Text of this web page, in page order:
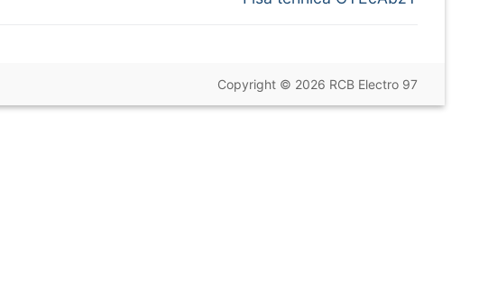
Copyright © 2026 RCB Electro 97